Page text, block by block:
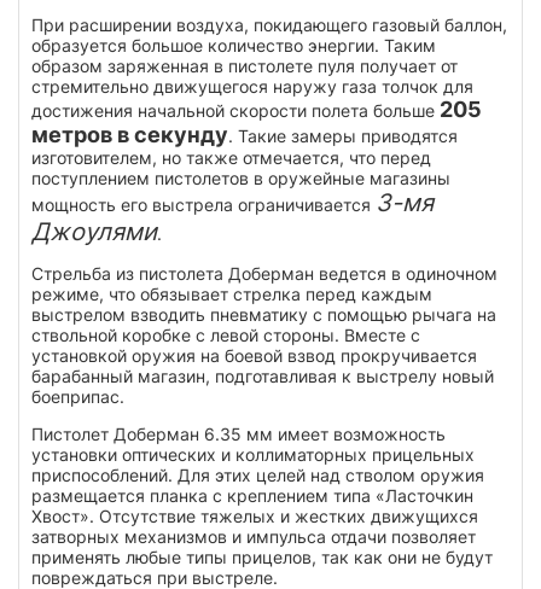
При расширении воздуха, покидающего газовый баллон,
образуется большое количество энергии. Таким
образом заряженная в пистолете пуля получает от
стремительно движущегося наружу газа толчок для
достижения начальной скорости полета больше 205
метров в секунду. Такие замеры приводятся
изготовителем, но также отмечается, что перед
поступлением пистолетов в оружейные магазины
мощность его выстрела ограничивается 3-мя
Джоулями.
Стрельба из пистолета Доберман ведется в одиночном
режиме, что обязывает стрелка перед каждым
выстрелом взводить пневматику с помощью рычага на
ствольной коробке с левой стороны. Вместе с
установкой оружия на боевой взвод прокручивается
барабанный магазин, подготавливая к выстрелу новый
боеприпас.
Пистолет Доберман 6.35 мм имеет возможность
установки оптических и коллиматорных прицельных
приспособлений. Для этих целей над стволом оружия
размещается планка с креплением типа «Ласточкин
Хвост». Отсутствие тяжелых и жестких движущихся
затворных механизмов и импульса отдачи позволяет
применять любые типы прицелов, так как они не будут
повреждаться при выстреле.